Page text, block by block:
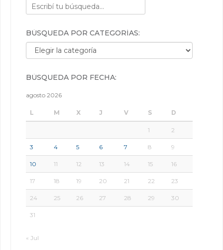
BÚSQUEDA POR CATEGORÍAS:
Búsqueda por categorías:
BÚSQUEDA POR FECHA:
agosto 2026
L M X J V S D
1 2
3 4 5 6 7 8 9
10 11 12 13 14 15 16
17 18 19 20 21 22 23
24 25 26 27 28 29 30
31
« Jul